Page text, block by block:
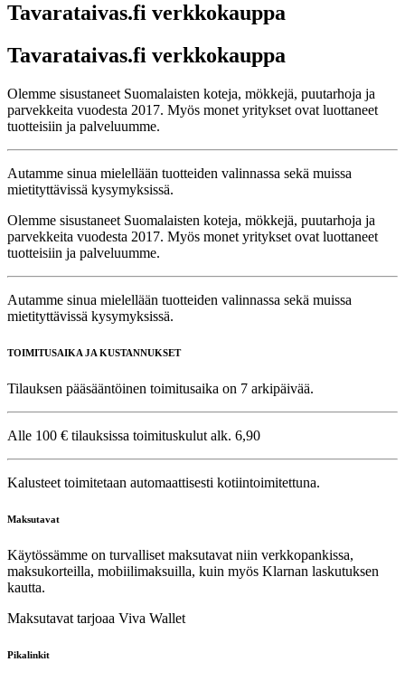
Tavarataivas.fi verkkokauppa
Tavarataivas.fi verkkokauppa
Olemme sisustaneet Suomalaisten koteja, mökkejä, puutarhoja ja
parvekkeita vuodesta 2017. Myös monet yritykset ovat luottaneet
tuotteisiin ja palveluumme.
Autamme sinua mielellään tuotteiden valinnassa sekä muissa
mietityttävissä kysymyksissä.
Olemme sisustaneet Suomalaisten koteja, mökkejä, puutarhoja ja
parvekkeita vuodesta 2017. Myös monet yritykset ovat luottaneet
tuotteisiin ja palveluumme.
Autamme sinua mielellään tuotteiden valinnassa sekä muissa
mietityttävissä kysymyksissä.
TOIMITUSAIKA JA KUSTANNUKSET
Tilauksen pääsääntöinen toimitusaika on 7 arkipäivää.
Alle 100 € tilauksissa toimituskulut alk. 6,90
Kalusteet toimitetaan automaattisesti kotiintoimitettuna.
Maksutavat
Käytössämme on turvalliset maksutavat niin verkkopankissa,
maksukorteilla, mobiilimaksuilla, kuin myös Klarnan laskutuksen
kautta.
Maksutavat tarjoaa Viva Wallet
Pikalinkit